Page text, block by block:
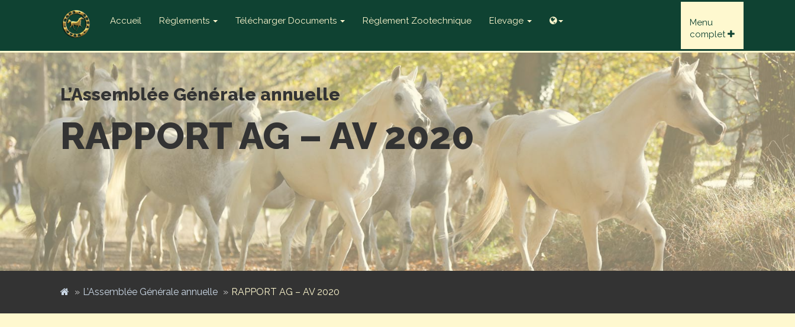
Accueil Règlements Télécharger Documents Règlement Zootechnique Elevage
Menu
complet
L’Assemblée Générale annuelle
RAPPORT AG – AV 2020
L’Assemblée Générale annuelle RAPPORT AG – AV 2020